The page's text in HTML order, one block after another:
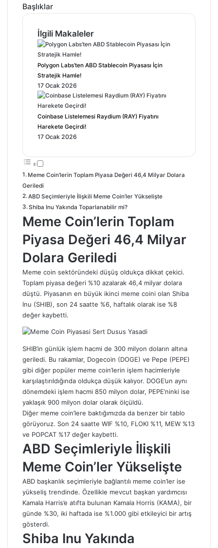
Başlıklar
İlgili Makaleler
Polygon Labs’ten ABD Stablecoin Piyasası İçin
Stratejik Hamle!
17 Ocak 2026
Coinbase Listelemesi Raydium (RAY) Fiyatını
Harekete Geçirdi!
17 Ocak 2026
Meme Coin’lerin Toplam Piyasa Değeri 46,4 Milyar Dolara
Geriledi
ABD Seçimleriyle İlişkili Meme Coin’ler Yükselişte
Shiba Inu Yakında Toparlanabilir mi?
Meme Coin’lerin Toplam
Piyasa Değeri 46,4 Milyar
Dolara Geriledi
Meme coin sektöründeki düşüş oldukça dikkat çekici.
Toplam piyasa değeri %10 azalarak 46,4 milyar dolara
düştü. Piyasanın en büyük ikinci meme coini olan Shiba
Inu (SHIB), son 24 saatte %6, haftalık olarak ise %8
değer kaybetti.
SHIB’in günlük işlem hacmi de 300 milyon doların altına
geriledi. Bu rakamlar, Dogecoin (DOGE) ve Pepe (PEPE)
gibi diğer popüler meme coin’lerin işlem hacimleriyle
karşılaştırıldığında oldukça düşük kalıyor. DOGE’un aynı
dönemdeki işlem hacmi 850 milyon dolar, PEPE’ninki ise
yaklaşık 900 milyon dolar olarak ölçüldü.
Diğer meme coin’lere baktığımızda da benzer bir tablo
görüyoruz. Son 24 saatte WIF %10, FLOKI %11, MEW %13
ve POPCAT %17 değer kaybetti.
ABD Seçimleriyle İlişkili
Meme Coin’ler Yükselişte
ABD başkanlık seçimleriyle bağlantılı meme coin’ler ise
yükseliş trendinde. Özellikle mevcut başkan yardımcısı
Kamala Harris’e atıfta bulunan Kamala Horris (KAMA), bir
günde %30, iki haftada ise %1.000 gibi etkileyici bir artış
gösterdi.
Shiba Inu Yakında